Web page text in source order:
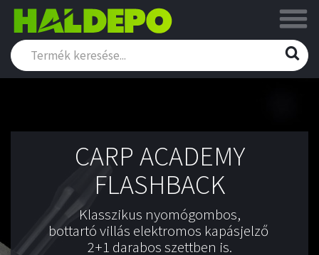
Új REIVA
Minnow széria
Hét különböző méretben és
formában, a négy legfogósabb
színben!